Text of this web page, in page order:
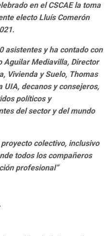
en el CSCAE la toma
electo Lluís Comerón
asistentes y ha contado con
Aguilar Mediavilla, Director
Vivienda y Suelo, Thomas
UIA, decanos y consejeros,
políticos y
del sector y del mundo
colectivo, inclusivo
todos los compañeros
profesional”